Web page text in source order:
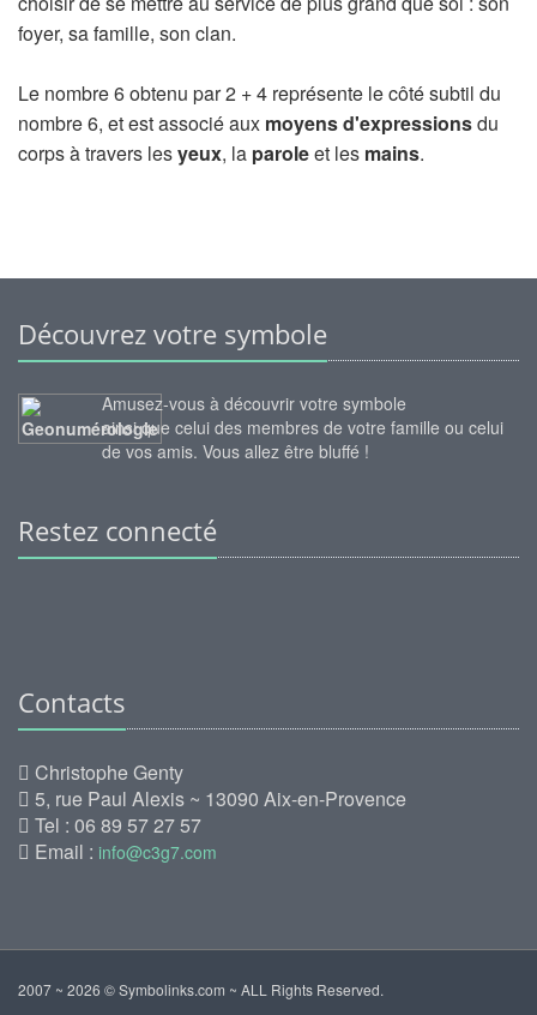
foyer, sa famille, son clan.
Le nombre 6 obtenu par 2 + 4 représente le côté subtil du
nombre 6, et est associé aux moyens d'expressionsdu
corps à travers lesyeux, la paroleet les mains.
Découvrez votre symbole
Amusez-vous à découvrir votre symbole
ainsi que celui des membres de votre famille ou celui
de vos amis. Vous allez être bluffé !
Restez connecté
Contacts
Christophe Genty
5, rue Paul Alexis ~ 13090 Aix-en-Provence
Tel : 06 89 57 27 57
Email : info@c3g7.com
2007 ~ 2026 © Symbolinks.com ~ ALL Rights Reserved.